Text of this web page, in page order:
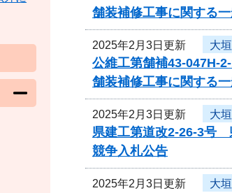
舗装補修工事に関する
2025年2月3日更新 大
公維工第舗補43-047H-
舗装補修工事に関する
2025年2月3日更新 大
県建工第道改2-26-3号
競争入札公告
2025年2月3日更新 大